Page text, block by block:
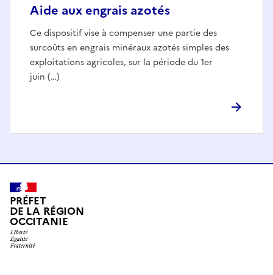
Aide aux engrais azotés
Ce dispositif vise à compenser une partie des
surcoûts en engrais minéraux azotés simples des
exploitations agricoles, sur la période du 1er
juin (…)
PRÉFET
DE LA RÉGION
OCCITANIE